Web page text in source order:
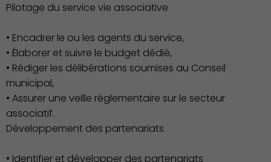
vie
Pilotage du service vie associative
• Encadrer le ou les agents du service,
• Élaborer et suivre le budget dédié,
• Rédiger les délibérations soumises au Conseil
municipal,
• Assurer une veille réglementaire sur le secteur
associatif.
Développement des partenariats
• Identifier et développer des partenariats